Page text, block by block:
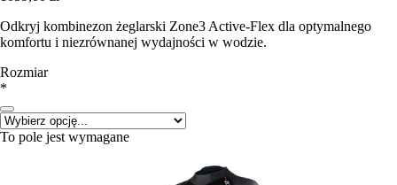
Odkryj kombinezon żeglarski Zone3 Active-Flex dla optymalnego
komfortu i niezrównanej wydajności w wodzie.
Rozmiar
*
To pole jest wymagane